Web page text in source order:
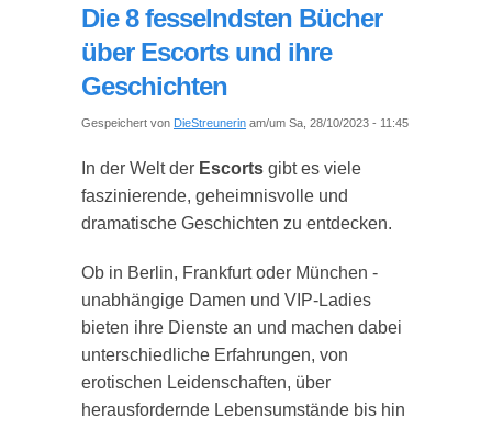
Die 8 fesselndsten Bücher
über Escorts und ihre
Geschichten
Gespeichert von DieStreunerin am/um Sa, 28/10/2023 - 11:45
In der Welt der Escorts gibt es viele
faszinierende, geheimnisvolle und
dramatische Geschichten zu entdecken.
Ob in Berlin, Frankfurt oder München -
unabhängige Damen und VIP-Ladies
bieten ihre Dienste an und machen dabei
unterschiedliche Erfahrungen, von
erotischen Leidenschaften, über
herausfordernde Lebensumstände bis hin